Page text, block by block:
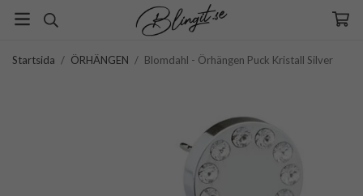
Startsida / ÖRHÄNGEN / Blomdahl - Örhängen Puck Kristall Silver